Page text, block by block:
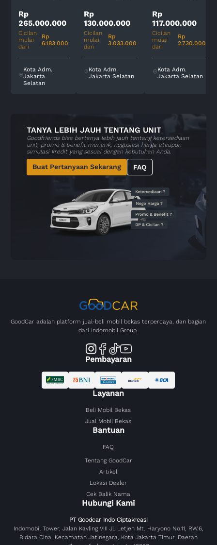
Rp
265.000.000
Cicilan
mulai
dari
Rp
6.183.000
Kota Adm.
Jakarta
Selatan
Rp
130.000.000
Cicilan
mulai
dari
Rp
3.033.000
Kota Adm.
Jakarta Selatan
Rp
117.000.000
Cicilan
mulai
dari
Rp
2.730.000
Kota Adm.
Jakarta Selatan
TANYA LEBIH JAUH TENTANG UNIT
Goodfriends bisa bertanya lebih jauh tentang ketersediaan
unit, promo & benefit menarik, negosiasi harga ataupun
simulasi kredit yang sesuai dengan kebutuhan Anda.
Buat Pertanyaan Sekarang FAQ
GoodCar adalah platform jual-beli mobil bekas terpercaya, dan bagian
dari Indomobil Group.
Pembayaran
Layanan
Beli Mobil Bekas
Jual Mobil Bekas
Bantuan
FAQ
Tentang GoodCar
Artikel
Lokasi Dealer
Cek Balik Nama
Hubungi Kami
PT Goodcar Indo Ciptakreasi
Indomobil Tower, Jalan Kavling VIII Jl. Letjen Mt. Haryono No.11, RW.6,
Bidara Cina, Kecamatan Jatinegara, Kota Jakarta Timur, Daerah